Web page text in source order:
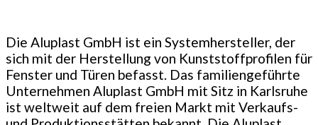
Die Aluplast GmbH ist ein Systemhersteller, der
sich mit der Herstellung von Kunststoffprofilen für
Fenster und Türen befasst. Das familiengeführte
Unternehmen Aluplast GmbH mit Sitz in Karlsruhe
ist weltweit auf dem freien Markt mit Verkaufs-